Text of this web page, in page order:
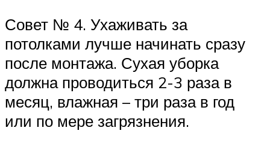
Совет № 4. Ухаживать за
потолками лучше начинать сразу
после монтажа. Сухая уборка
должна проводиться 2-3 раза в
месяц, влажная – три раза в год
или по мере загрязнения.